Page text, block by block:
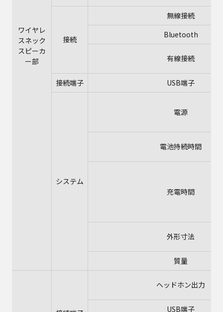
ワイヤレ
スネック
スピーカ
ー部
接続
無線接続
Bluetooth
有線接続
接続端子 USB端子
システム
電源
電池持続時間
充電時間
外形寸法
質量
ヘッドホン出力
USB端子